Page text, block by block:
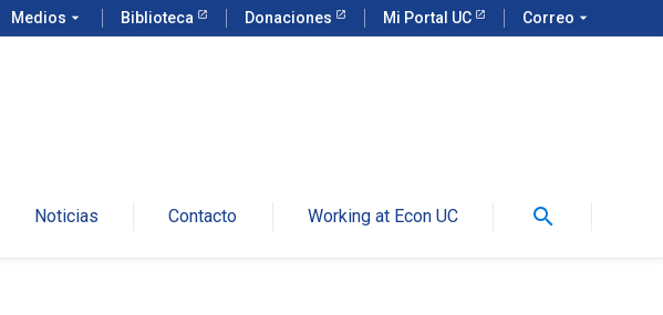
Medios arrow_drop_down Biblioteca Donaciones Mi Portal UC Correo arrow_drop_down
Noticias Contacto Working at Econ UC search